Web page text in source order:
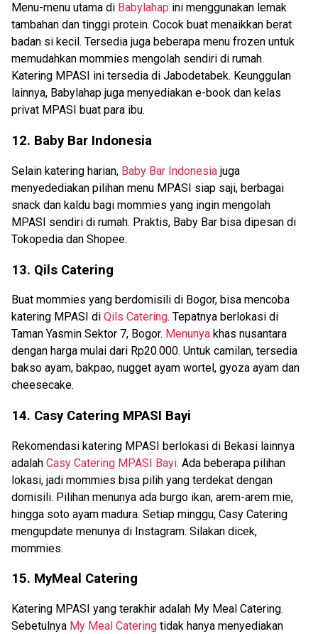
Menu-menu utama di Babylahap ini menggunakan lemak
tambahan dan tinggi protein. Cocok buat menaikkan berat
badan si kecil. Tersedia juga beberapa menu frozen untuk
memudahkan mommies mengolah sendiri di rumah.
Katering MPASI ini tersedia di Jabodetabek. Keunggulan
lainnya, Babylahap juga menyediakan e-book dan kelas
privat MPASI buat para ibu.
12. Baby Bar Indonesia
Selain katering harian, Baby Bar Indonesia juga
menyedediakan pilihan menu MPASI siap saji, berbagai
snack dan kaldu bagi mommies yang ingin mengolah
MPASI sendiri di rumah. Praktis, Baby Bar bisa dipesan di
Tokopedia dan Shopee.
13. Qils Catering
Buat mommies yang berdomisili di Bogor, bisa mencoba
katering MPASI di Qils Catering. Tepatnya berlokasi di
Taman Yasmin Sektor 7, Bogor. Menunya khas nusantara
dengan harga mulai dari Rp20.000. Untuk camilan, tersedia
bakso ayam, bakpao, nugget ayam wortel, gyoza ayam dan
cheesecake.
14. Casy Catering MPASI Bayi
Rekomendasi katering MPASI berlokasi di Bekasi lainnya
adalah Casy Catering MPASI Bayi. Ada beberapa pilihan
lokasi, jadi mommies bisa pilih yang terdekat dengan
domisili. Pilihan menunya ada burgo ikan, arem-arem mie,
hingga soto ayam madura. Setiap minggu, Casy Catering
mengupdate menunya di Instagram. Silakan dicek,
mommies.
15. MyMeal Catering
Katering MPASI yang terakhir adalah My Meal Catering.
Sebetulnya My Meal Catering tidak hanya menyediakan